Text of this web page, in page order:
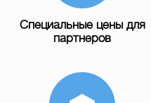
Специальные цены для
партнеров